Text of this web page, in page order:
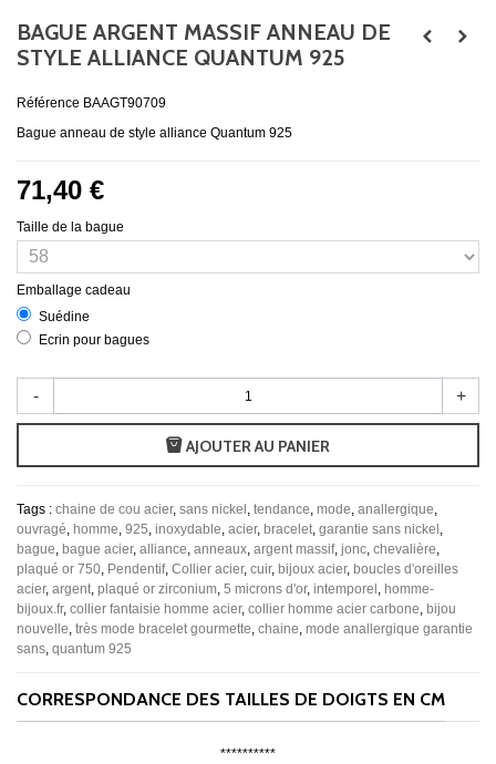
BAGUE ARGENT MASSIF ANNEAU DE
STYLE ALLIANCE QUANTUM 925
Référence BAAGT90709
Bague anneau de style alliance Quantum 925
71,40 €
Taille de la bague
Emballage cadeau
Suédine
Ecrin pour bagues
- +
AJOUTER AU PANIER
Tags : chaine de cou acier, sans nickel , tendance, mode, anallergique,
ouvragé, homme, 925, inoxydable, acier, bracelet, garantie sans nickel ,
bague, bague acier, alliance, anneaux, argent massif, jonc, chevalière,
plaqué or 750, Pendentif, Collier acier, cuir, bijoux acier, boucles d'oreilles
acier, argent, plaqué or zirconium, 5 microns d'or, intemporel , homme-
bijoux.fr, collier fantaisie homme acier, collier homme acier carbone, bijou
nouvelle, très mode bracelet gourmette, chaine, mode anallergique garantie
sans, quantum 925
CORRESPONDANCE DES TAILLES DE DOIGTS EN CM
**********